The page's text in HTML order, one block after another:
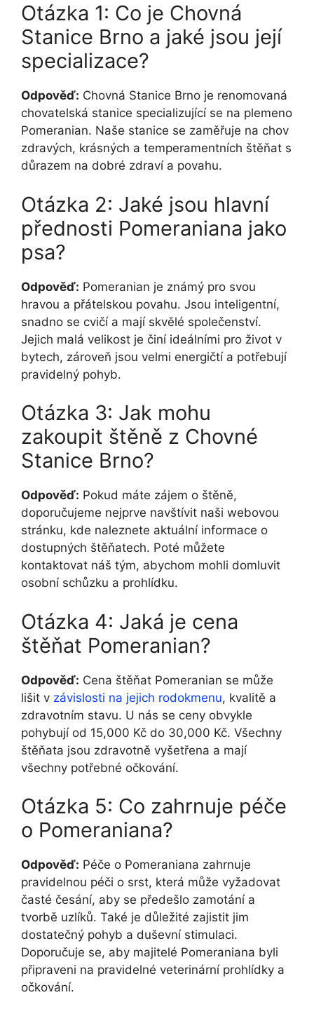
Otázka 1: Co je Chovná
Stanice Brno a jaké jsou její
specializace?
Odpověď: Chovná Stanice Brno je renomovaná
chovatelská stanice specializující se na plemeno
Pomeranian. Naše stanice se zaměřuje na chov
zdravých, krásných a temperamentních štěňat s
důrazem na dobré zdraví a povahu.
Otázka 2: Jaké jsou hlavní
přednosti Pomeraniana jako
psa?
Odpověď: Pomeranian je známý pro svou
hravou a přátelskou povahu. Jsou inteligentní,
snadno se cvičí a mají skvělé společenství.
Jejich malá velikost je činí ideálními pro život v
bytech, zároveň jsou velmi energičtí a potřebují
pravidelný pohyb.
Otázka 3: Jak mohu
zakoupit štěně z Chovné
Stanice Brno?
Odpověď: Pokud máte zájem o štěně,
doporučujeme nejprve navštívit naši webovou
stránku, kde naleznete aktuální informace o
dostupných štěňatech. Poté můžete
kontaktovat náš tým, abychom mohli domluvit
osobní schůzku a prohlídku.
Otázka 4: Jaká je cena
štěňat Pomeranian?
Odpověď: Cena štěňat Pomeranian se může
lišit v závislosti na jejich rodokmenu, kvalitě a
zdravotním stavu. U nás se ceny obvykle
pohybují od 15,000 Kč do 30,000 Kč. Všechny
štěňata jsou zdravotně vyšetřena a mají
všechny potřebné očkování.
Otázka 5: Co zahrnuje péče
o Pomeraniana?
Odpověď: Péče o Pomeraniana zahrnuje
pravidelnou péči o srst, která může vyžadovat
časté česání, aby se předešlo zamotání a
tvorbě uzlíků. Také je důležité zajistit jim
dostatečný pohyb a duševní stimulaci.
Doporučuje se, aby majitelé Pomeraniana byli
připraveni na pravidelné veterinární prohlídky a
očkování.